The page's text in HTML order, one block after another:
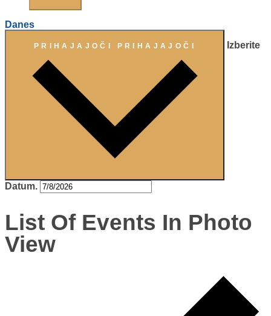
Danes
PRIHAJAJOČI PRIHAJAJOČI Izberite
Datum.
List Of Events In Photo
View